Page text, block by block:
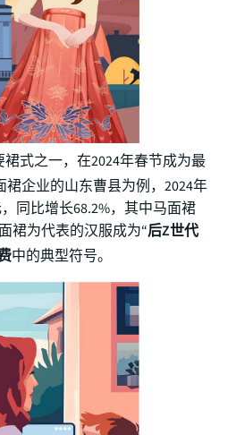
式之一，在2024年春节成为最
裙企业的山东曹县为例，2024年
同比增长68.2%，其中马面裙
裙为代表的汉服成为“后Z世代
中的典型符号。